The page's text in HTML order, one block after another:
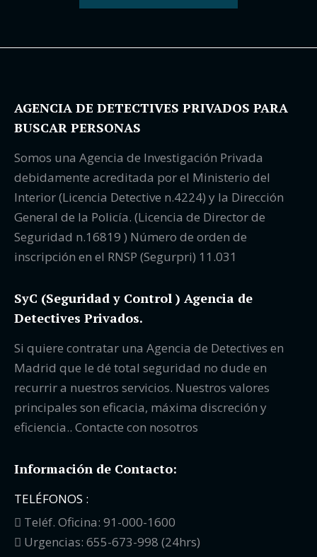
AGENCIA DE DETECTIVES PRIVADOS PARA
BUSCAR PERSONAS
Somos una Agencia de Investigación Privada
debidamente acreditada por el Ministerio del
Interior (Licencia Detective n.4224) y la Dirección
General de la Policía. (Licencia de Director de
Seguridad n.16819 ) Número de orden de
inscripción en el RNSP (Segurpri) 11.031
SyC (Seguridad y Control ) Agencia de
Detectives Privados.
Si quiere contratar una Agencia de Detectives en
Madrid que le dé total seguridad no dude en
recurrir a nuestros servicios. Nuestros valores
principales son eficacia, máxima discreción y
eficiencia.. Contacte con nosotros
Información de Contacto:
TELÉFONOS :
Teléf. Oficina: 91-000-1600
Urgencias: 655-673-998 (24hrs)